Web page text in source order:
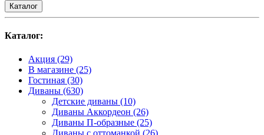
Каталог
Каталог:
Акция (29)
В магазине (25)
Гостиная (30)
Диваны (630)
Детские диваны (10)
Диваны Аккордеон (26)
Диваны П-образные (25)
Диваны с оттоманкой (26)